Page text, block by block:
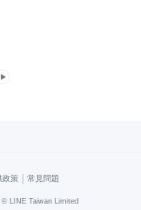
政策 | 常見問題
© LINE Taiwan Limited